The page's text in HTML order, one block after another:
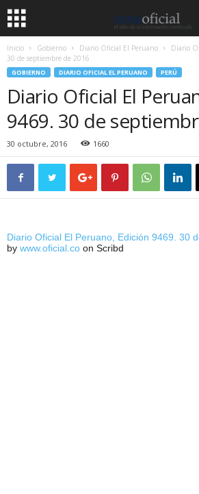
Inicio Gobierno Diario Oficial El Peruano
Diario
30 de septiembre de 2016
GOBIERNO DIARIO OFICIAL EL PERUANO PERÚ
Diario Oficial El
9469. 30 de
30 octubre, 2016 1660
Diario Oficial El Peruano, Edición 9469. 30
by www.oficial.co on Scribd